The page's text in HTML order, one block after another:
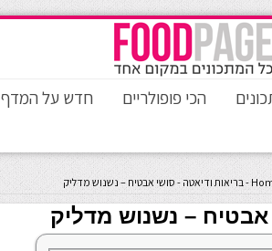
הכי פופולריים חדש על המדף
-בריאות ודיאטה - סושי אבטיח – נשנוש מדליק
אבטיח – נשנוש מדליק